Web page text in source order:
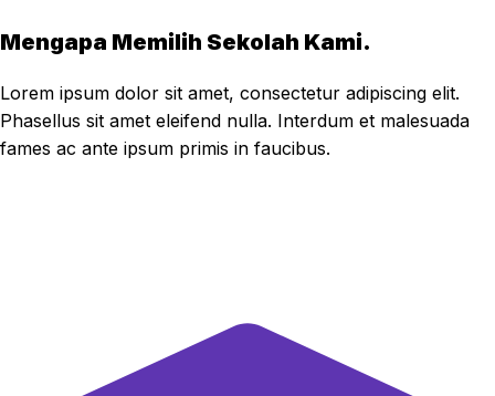
Mengapa Memilih Sekolah Kami.
Lorem ipsum dolor sit amet, consectetur adipiscing elit.
Phasellus sit amet eleifend nulla. Interdum et malesuada
fames ac ante ipsum primis in faucibus.